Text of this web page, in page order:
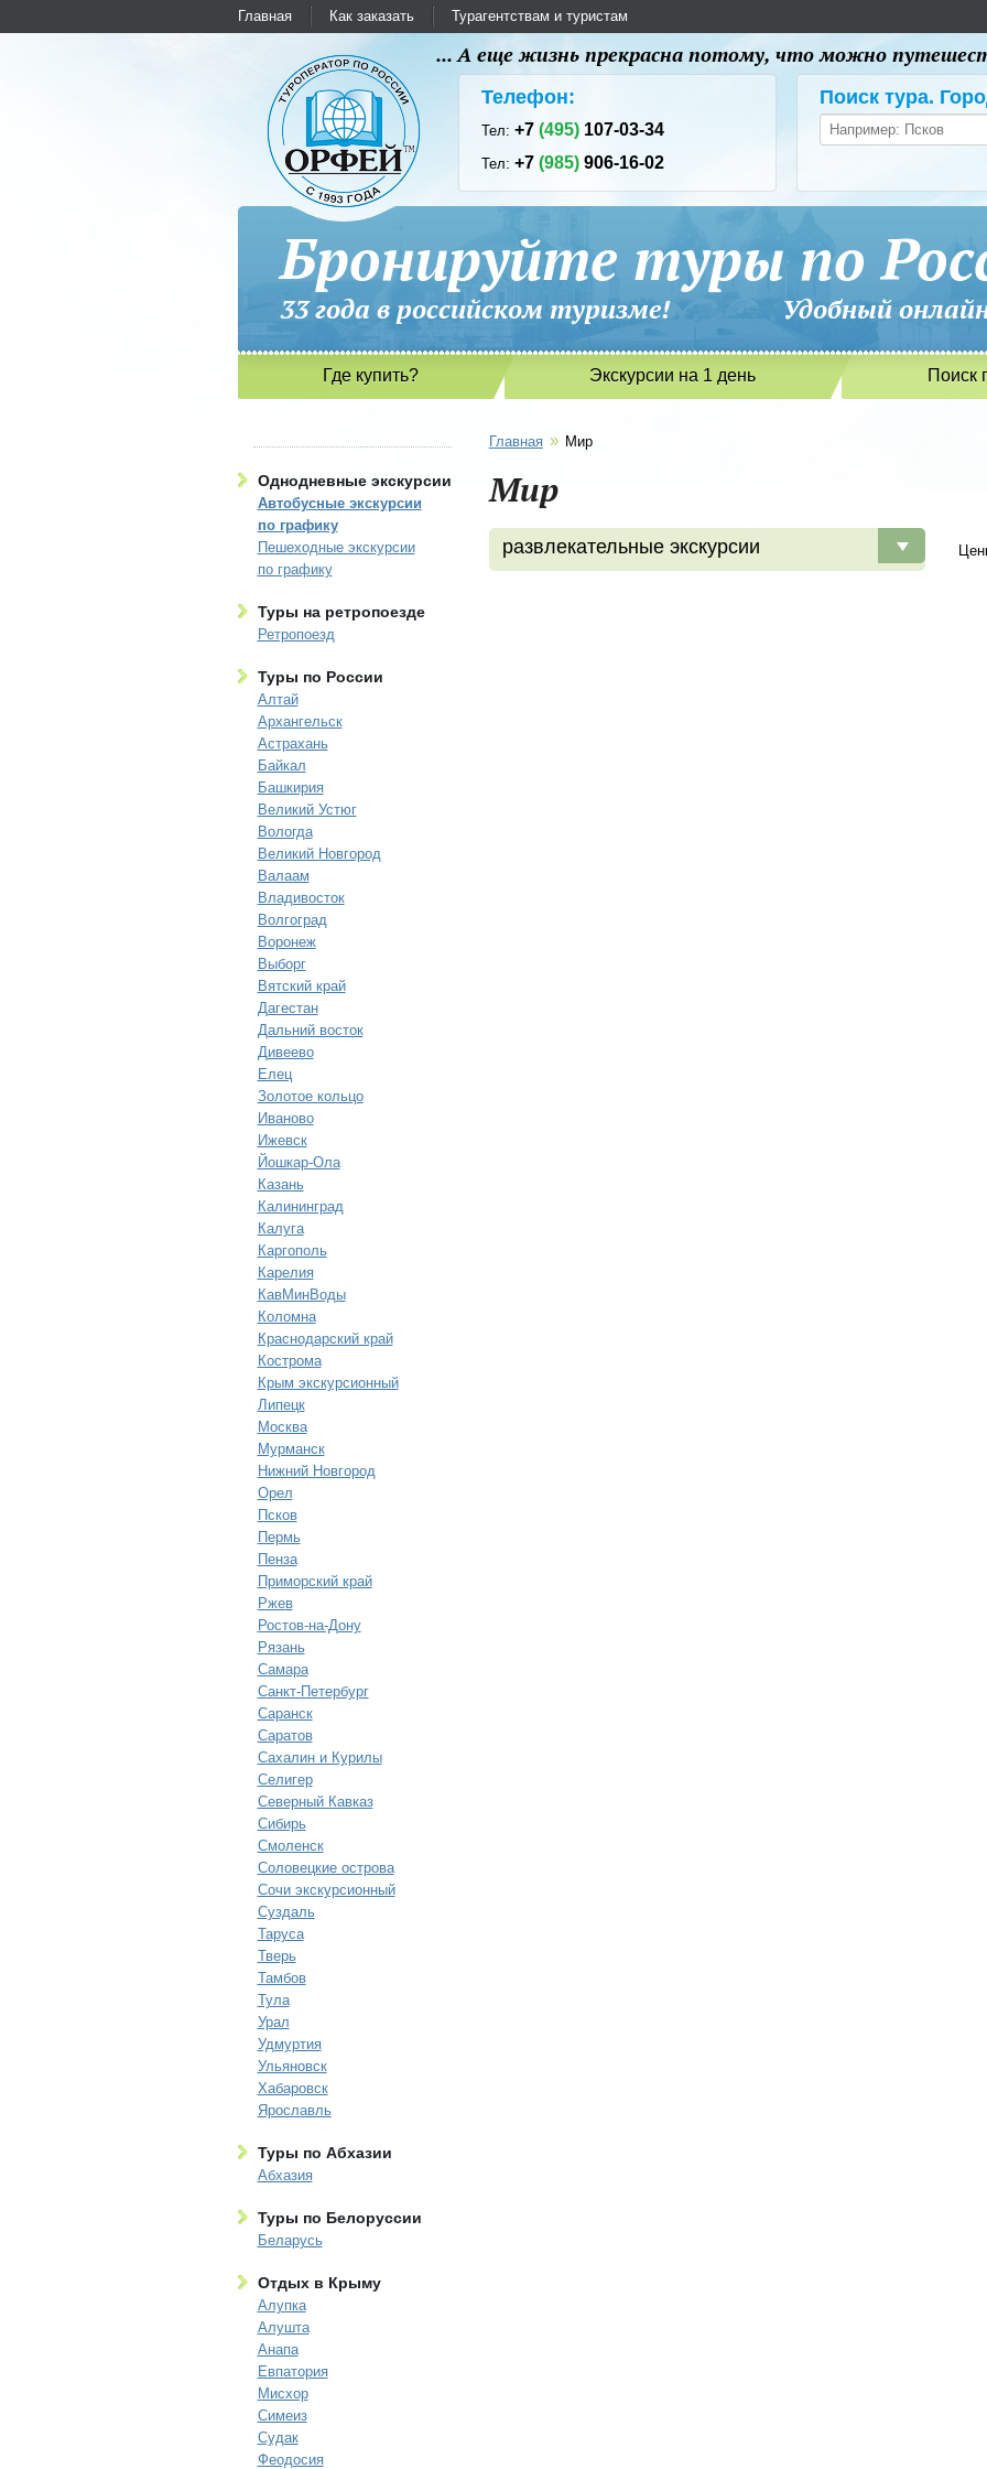
Главная Как заказать Турагентствам и туристам
... А еще жизнь прекрасна потому, что можно
Телефон:
Тел:+7(495) 107-03-34
Тел:+7(985) 906-16-02
Поиск тура.
Бронируйте туры по
33 года в российском туризме! Удобный
Где купить? Экскурсии на 1 день Поиск
Однодневные экскурсии
Автобусные экскурсии
по графику
Пешеходные экскурсии
по графику
Туры на ретропоезде
Ретропоезд
Туры по России
Алтай
Архангельск
Астрахань
Байкал
Башкирия
Великий Устюг
Вологда
Великий Новгород
Валаам
Владивосток
Волгоград
Воронеж
Выборг
Вятский край
Дагестан
Дальний восток
Дивеево
Елец
Золотое кольцо
Иваново
Ижевск
Йошкар-Ола
Казань
Калининград
Калуга
Каргополь
Карелия
КавМинВоды
Коломна
Краснодарский край
Кострома
Крым экскурсионный
Липецк
Москва
Мурманск
Нижний Новгород
Орел
Псков
Пермь
Пенза
Приморский край
Ржев
Ростов-на-Дону
Рязань
Самара
Санкт-Петербург
Саранск
Саратов
Сахалин и Курилы
Селигер
Северный Кавказ
Сибирь
Смоленск
Соловецкие острова
Сочи экскурсионный
Суздаль
Таруса
Тверь
Тамбов
Тула
Урал
Удмуртия
Ульяновск
Хабаровск
Ярославль
Туры по Абхазии
Абхазия
Туры по Белоруссии
Беларусь
Отдых в Крыму
Алупка
Алушта
Анапа
Евпатория
Мисхор
Симеиз
Судак
Феодосия
Главная » Мир
Мир
развлекательные экскурсии